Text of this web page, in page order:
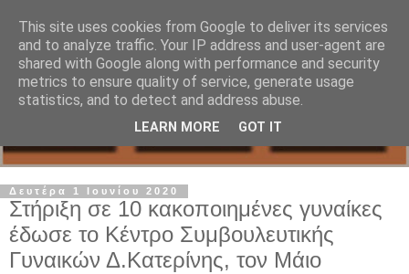
Δευτέρα 1 Ιουνίου 2020
Στήριξη σε 10 κακοποιημένες γυναίκες
έδωσε το Κέντρο Συμβουλευτικής
Γυναικών Δ.Κατερίνης, τον Μάιο
This site uses cookies from Google to deliver its services
and to analyze traffic. Your IP address and user-agent are
shared with Google along with performance and security
metrics to ensure quality of service, generate usage
statistics, and to detect and address abuse.
LEARN MORE GOT IT